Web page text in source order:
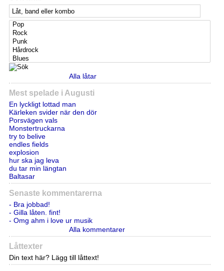
Alla låtar
Mest spelade i Augusti
En lyckligt lottad man
Kärleken svider när den dör
Porsvägen vals
Monstertruckarna
try to belive
endles fields
explosion
hur ska jag leva
du tar min längtan
Baltasar
Senaste kommentarerna
- Bra jobbad!
- Gilla låten. fint!
- Omg ahm i love ur musik
Alla kommentarer
Låttexter
Din text här? Lägg till låttext!